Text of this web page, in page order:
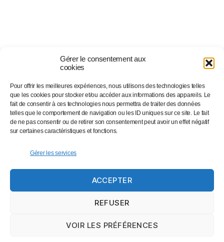
Gérer le consentement aux
cookies
Pour offrir les meilleures expériences, nous utilisons des technologies telles
que les cookies pour stocker et/ou accéder aux informations des appareils. Le
fait de consentir à ces technologies nous permettra de traiter des données
telles que le comportement de navigation ou les ID uniques sur ce site. Le fait
de ne pas consentir ou de retirer son consentement peut avoir un effet négatif
sur certaines caractéristiques et fonctions.
Gérer les services
ACCEPTER
REFUSER
VOIR LES PRÉFÉRENCES
Suivez-nous sur…
Facebook
Instagram
Twitter